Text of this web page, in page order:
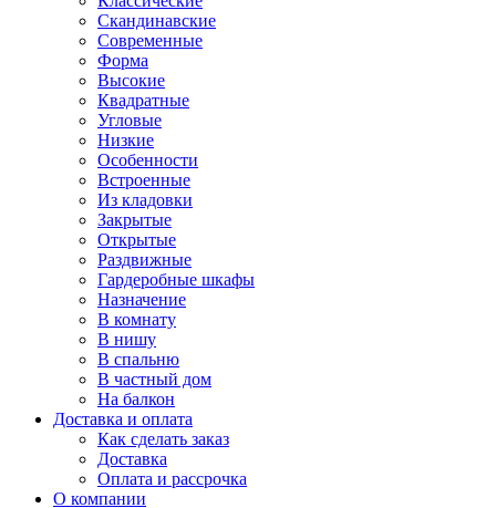
Скандинавские
Современные
Форма
Высокие
Квадратные
Угловые
Низкие
Особенности
Встроенные
Из кладовки
Закрытые
Открытые
Раздвижные
Гардеробные шкафы
Назначение
В комнату
В нишу
В спальню
В частный дом
На балкон
Доставка и оплата
Как сделать заказ
Доставка
Оплата и рассрочка
О компании